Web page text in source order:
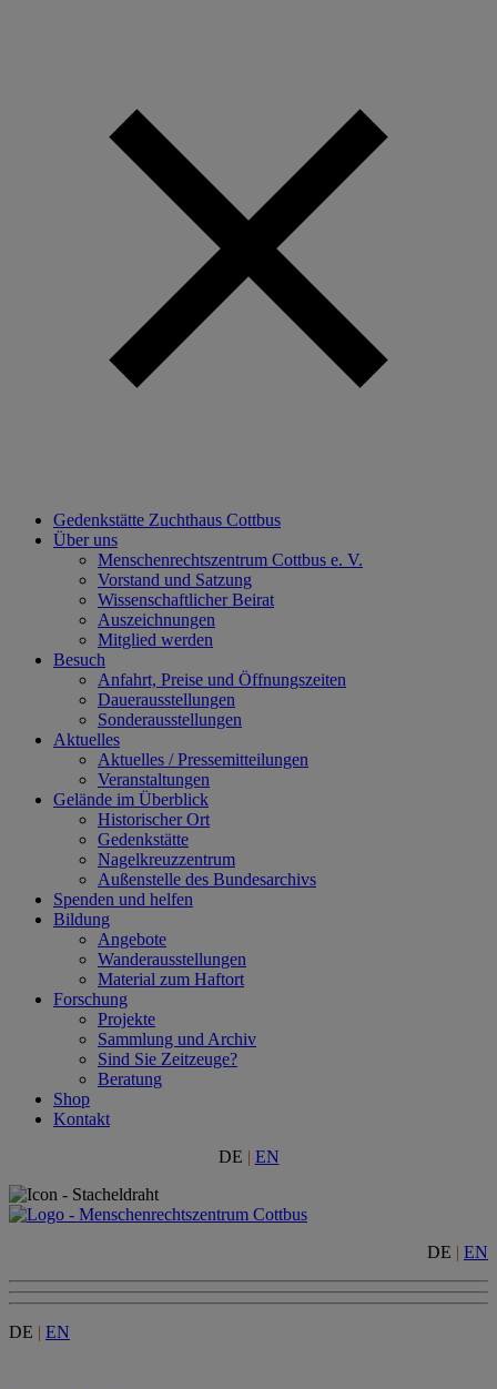
Gedenkstätte Zuchthaus Cottbus
Über uns
Menschenrechtszentrum Cottbus e. V.
Vorstand und Satzung
Wissenschaftlicher Beirat
Auszeichnungen
Mitglied werden
Besuch
Anfahrt, Preise und Öffnungszeiten
Dauerausstellungen
Sonderausstellungen
Aktuelles
Aktuelles / Pressemitteilungen
Veranstaltungen
Gelände im Überblick
Historischer Ort
Gedenkstätte
Nagelkreuzzentrum
Außenstelle des Bundesarchivs
Spenden und helfen
Bildung
Angebote
Wanderausstellungen
Material zum Haftort
Forschung
Projekte
Sammlung und Archiv
Sind Sie Zeitzeuge?
Beratung
Shop
Kontakt
DE | EN
DE | EN
DE | EN